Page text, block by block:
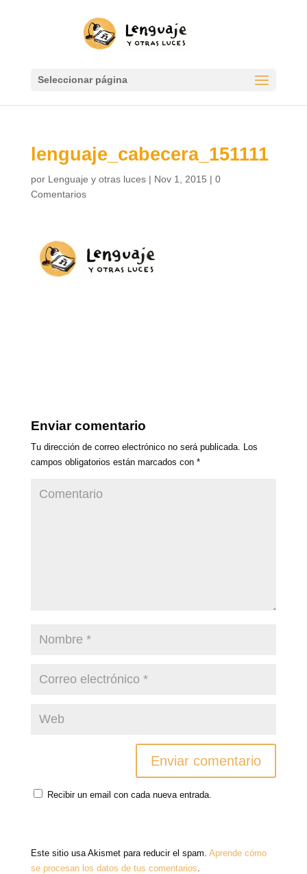
Seleccionar página
lenguaje_cabecera_151111
por Lenguaje y otras luces| Nov 1, 2015 | 0
Comentarios
Enviar comentario
Tu dirección de correo electrónico no será publicada. Los
campos obligatorios están marcados con *
Recibir un email con cada nueva entrada.
Este sitio usa Akismet para reducir el spam. Aprende cómo
se procesan los datos de tus comentarios.